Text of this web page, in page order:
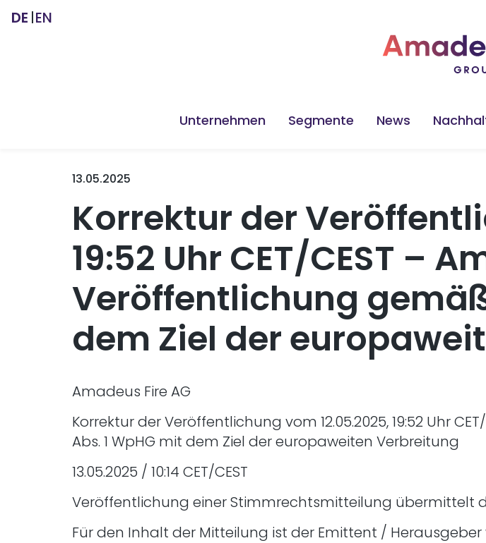
DE EN
Unternehmen Segmente News
13.05.2025
Korrektur der
19:52 Uhr CET/CEST –
Veröffentlichung
dem Ziel der
Amadeus Fire AG
Korrektur der Veröffentlichung vom 12.05.2025, 19:52 Uhr
Abs. 1 WpHG mit dem Ziel der europaweiten Verbreitung
13.05.2025 / 10:14 CET/CEST
Veröffentlichung einer Stimmrechtsmitteilung übermittelt
Für den Inhalt der Mitteilung ist der Emittent /